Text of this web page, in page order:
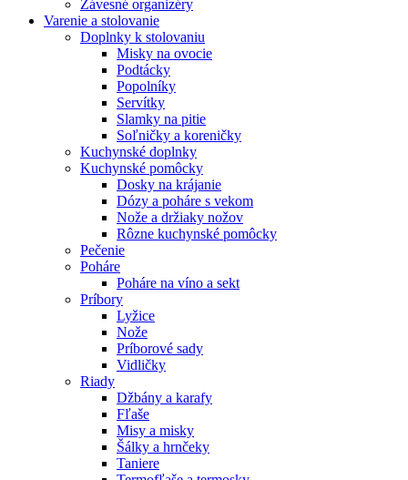
Závesné organizéry
Varenie a stolovanie
Doplnky k stolovaniu
Misky na ovocie
Podtácky
Popolníky
Servítky
Slamky na pitie
Soľničky a koreničky
Kuchynské doplnky
Kuchynské pomôcky
Dosky na krájanie
Dózy a poháre s vekom
Nože a držiaky nožov
Rôzne kuchynské pomôcky
Pečenie
Poháre
Poháre na víno a sekt
Príbory
Lyžice
Nože
Príborové sady
Vidličky
Riady
Džbány a karafy
Fľaše
Misy a misky
Šálky a hrnčeky
Taniere